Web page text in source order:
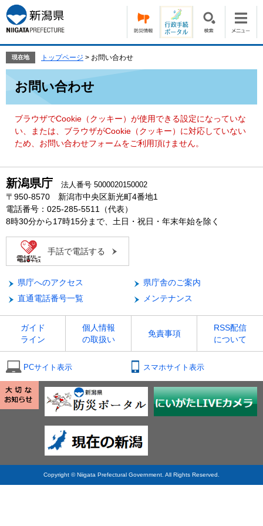
ー
ジ
の
頭
す。
ニ
ュ
ー
飛
て
現在地 トップページ > お問い合わせ
お問い合わせ
ブラウザでCookie（クッキー）が使用できる設定になっていな
い、または、ブラウザがCookie（クッキー）に対応していない
ため、お問い合わせフォームをご利用頂けません。
新潟県庁 法人番号 5000020150002
〒950-8570 新潟市中央区新光町4番地1
電話番号：025-285-5511（代表）
8時30分から17時15分まで、土日・祝日・年末年始を除く
手話で電話する
県庁へのアクセス
県庁舎のご案内
直通電話番号一覧
メンテナンス
ガイド
ライン
個人情報
の取扱い
免責事項
RSS配信
について
PCサイト表示 スマホサイト表示
Copyright © Niigata Prefectural Government. All Rights Reserved.